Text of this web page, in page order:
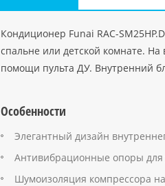
Кондиционер Funai RAC-
спальне или детской комнате.
помощи пульта ДУ. Внутренний
Особенности
Элегантный дизайн
Антивибрационные опоры для
Шумоизоляция компрессора